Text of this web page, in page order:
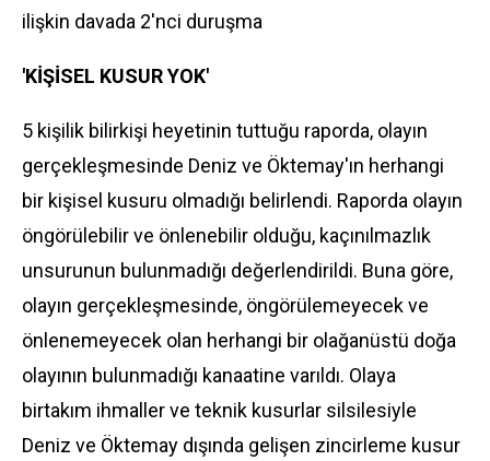
ilişkin davada 2'nci duruşma
'KİŞİSEL KUSUR YOK'
5 kişilik bilirkişi heyetinin tuttuğu raporda, olayın
gerçekleşmesinde Deniz ve Öktemay'ın herhangi
bir kişisel kusuru olmadığı belirlendi. Raporda olayın
öngörülebilir ve önlenebilir olduğu, kaçınılmazlık
unsurunun bulunmadığı değerlendirildi. Buna göre,
olayın gerçekleşmesinde, öngörülemeyecek ve
önlenemeyecek olan herhangi bir olağanüstü doğa
olayının bulunmadığı kanaatine varıldı. Olaya
birtakım ihmaller ve teknik kusurlar silsilesiyle
Deniz ve Öktemay dışında gelişen zincirleme kusur